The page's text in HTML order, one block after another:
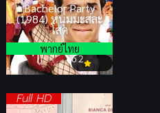
Bachelor Party
(1984) หนุ่มมะสละ
โสด
6.2
พากย์ไทย
Full HD